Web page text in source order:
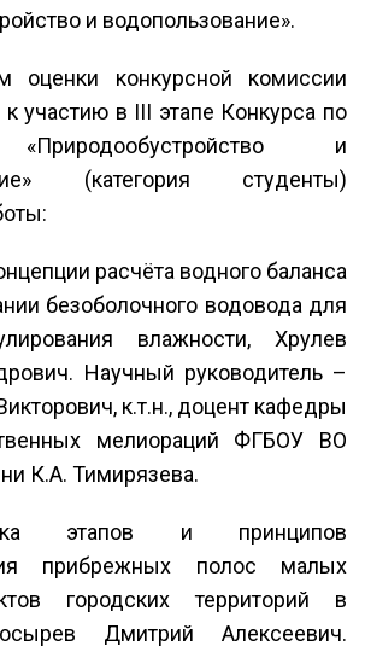
и водопользование».
оценки конкурсной комиссии
участию в III этапе Конкурса по
и
(категория студенты)
расчёта водного баланса
безоболочного водовода для
влажности, Хрулев
Научный руководитель –
к.т.н., доцент кафедры
мелиораций ФГБОУ ВО
К.А. Тимирязева.
этапов и принципов
прибрежных полос малых
городских территорий в
Дмитрий Алексеевич.